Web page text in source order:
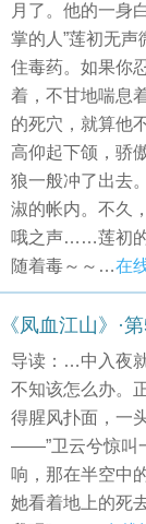
月了。他的一身
掌的人”莲初无声
住毒药。如果你
着，不甘地喘息
的死穴，就算他
高仰起下颌，骄
狼一般冲了出去
淑的帐内。不久
哦之声……莲初的
随着毒～～…在
《凤血江山》·
导读：…中入夜
不知该怎么办。
得腥风扑面，一
——”卫云兮惊叫
响，那在半空中
她看着地上的死